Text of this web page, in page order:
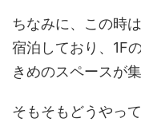
ちなみに、この時
宿泊しており、1F
きめのスペースが
そもそもどうやっ